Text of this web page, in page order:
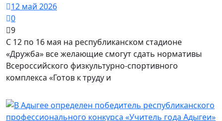
12 май 2026
0
9
С 12 по 16 мая на республиканском стадионе
«Дружба» все желающие смогут сдать нормативы
Всероссийского физкультурно-спортивного
комплекса «Готов к труду и